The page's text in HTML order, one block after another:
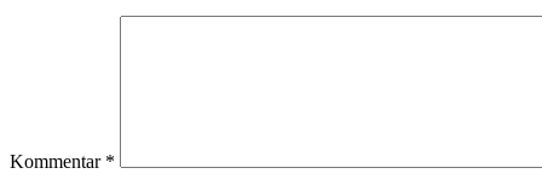
Kommentar *